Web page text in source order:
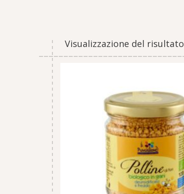
Visualizzazione del risultato